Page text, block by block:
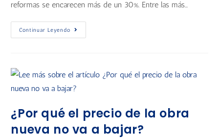
reformas se encarecen más de un 30%. Entre las más…
Continuar Leyendo
¿Por qué el precio de la obra
nueva no va a bajar?